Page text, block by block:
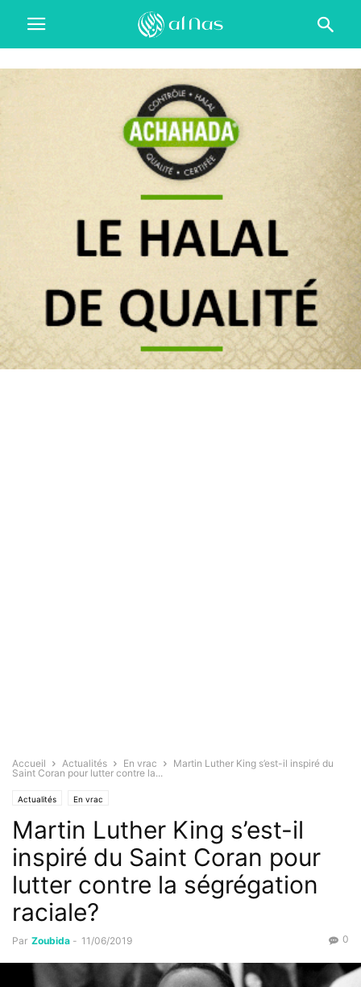
Accueil Actualités En vrac
Martin Luther King s’est-il inspiré du
Saint Coran pour lutter contre la...
Actualités En vrac
Martin Luther King s’est-il
inspiré du Saint Coran pour
lutter contre la ségrégation
raciale?
Par Zoubida - 11/06/2019 0